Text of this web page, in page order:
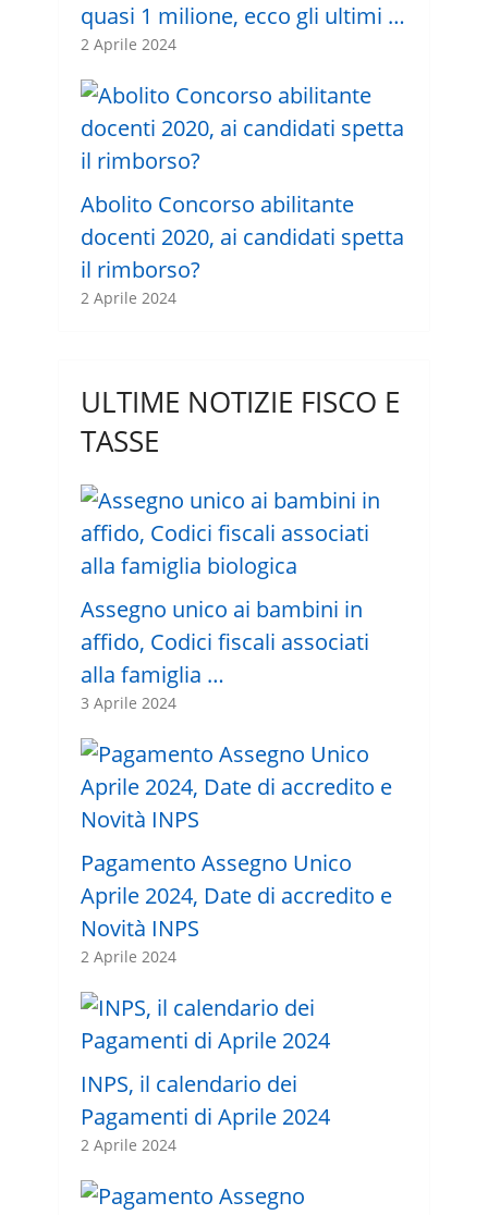
quasi 1 milione, ecco gli ultimi …
2 Aprile 2024
Abolito Concorso abilitante
docenti 2020, ai candidati spetta
il rimborso?
2 Aprile 2024
ULTIME NOTIZIE FISCO E
TASSE
Assegno unico ai bambini in
affido, Codici fiscali associati
alla famiglia …
3 Aprile 2024
Pagamento Assegno Unico
Aprile 2024, Date di accredito e
Novità INPS
2 Aprile 2024
INPS, il calendario dei
Pagamenti di Aprile 2024
2 Aprile 2024